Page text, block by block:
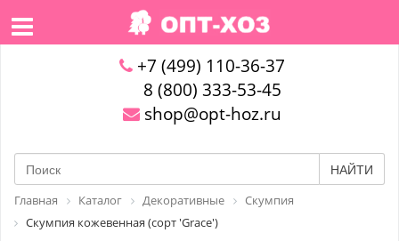
+7 (499) 110-36-37
8 (800) 333-53-45
shop@opt-hoz.ru
НАЙТИ
Главная Каталог Декоративные
Скумпия
Скумпия кожевенная (сорт 'Grace')